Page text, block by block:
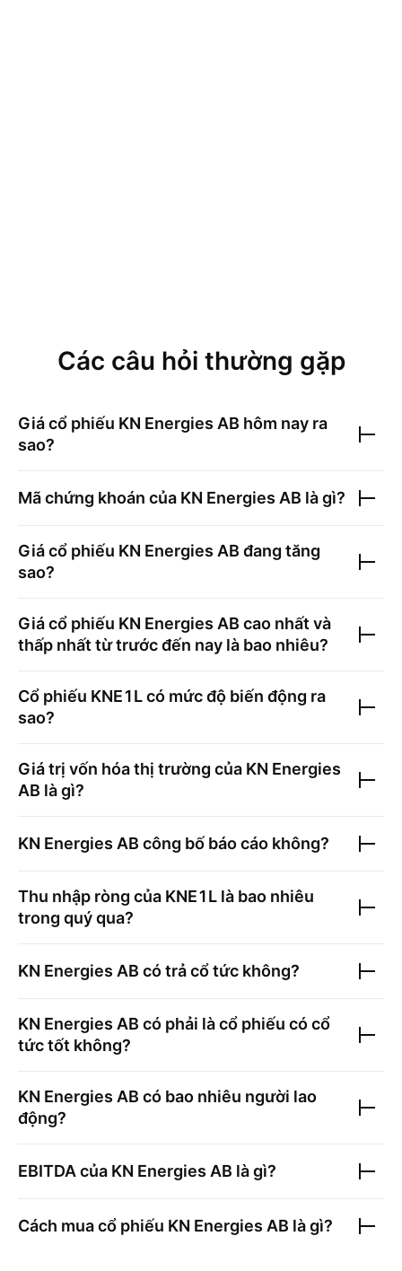
Các câu hỏi thường gặp
Giá cổ phiếu KN Energies AB hôm nay ra
sao?
Mã chứng khoán của KN Energies AB là gì?
Giá cổ phiếu KN Energies AB đang tăng
sao?
Giá cổ phiếu KN Energies AB cao nhất và
thấp nhất từ trước đến nay là bao nhiêu?
Cổ phiếu KNE1Lcó mức độ biến động ra
sao?
Giá trị vốn hóa thị trường của KN Energies
AB là gì?
KN Energies AB công bố báo cáo không?
Thu nhập ròng của KNE1L là bao nhiêu
trong quý qua?
KN Energies AB có trả cổ tức không?
KN Energies AB có phải là cổ phiếu có cổ
tức tốt không?
KN Energies AB có bao nhiêu người lao
động?
EBITDA của KN Energies AB là gì?
Cách mua cổ phiếu KN Energies AB là gì?